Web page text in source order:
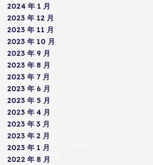
2024 年 1 月
2023 年 12 月
2023 年 11 月
2023 年 10 月
2023 年 9 月
2023 年 8 月
2023 年 7 月
2023 年 6 月
2023 年 5 月
2023 年 4 月
2023 年 3 月
2023 年 2 月
2023 年 1 月
2022 年 8 月